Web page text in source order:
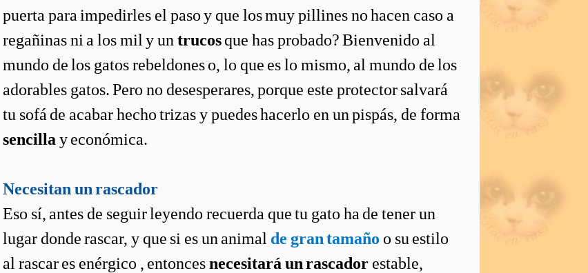
puerta para impedirles el paso y que los muy pillines no hacen caso a
regañinas ni a los mil y un trucosque has probado? Bienvenido al
mundo de los gatos rebeldones o, lo que es lo mismo, al mundo de los
adorables gatos. Pero no desesperares, porque este protector salvará
tu sofá de acabar hecho trizas y puedes hacerlo en un pispás, de forma
sencilla y económica.
Necesitan un rascador
Eso sí, antes de seguir leyendo recuerda que tu gato ha de tener un
lugar donde rascar, y que si es un animal de gran tamaño o su estilo
al rascar es enérgico , entoncesnecesitará un rascador estable,